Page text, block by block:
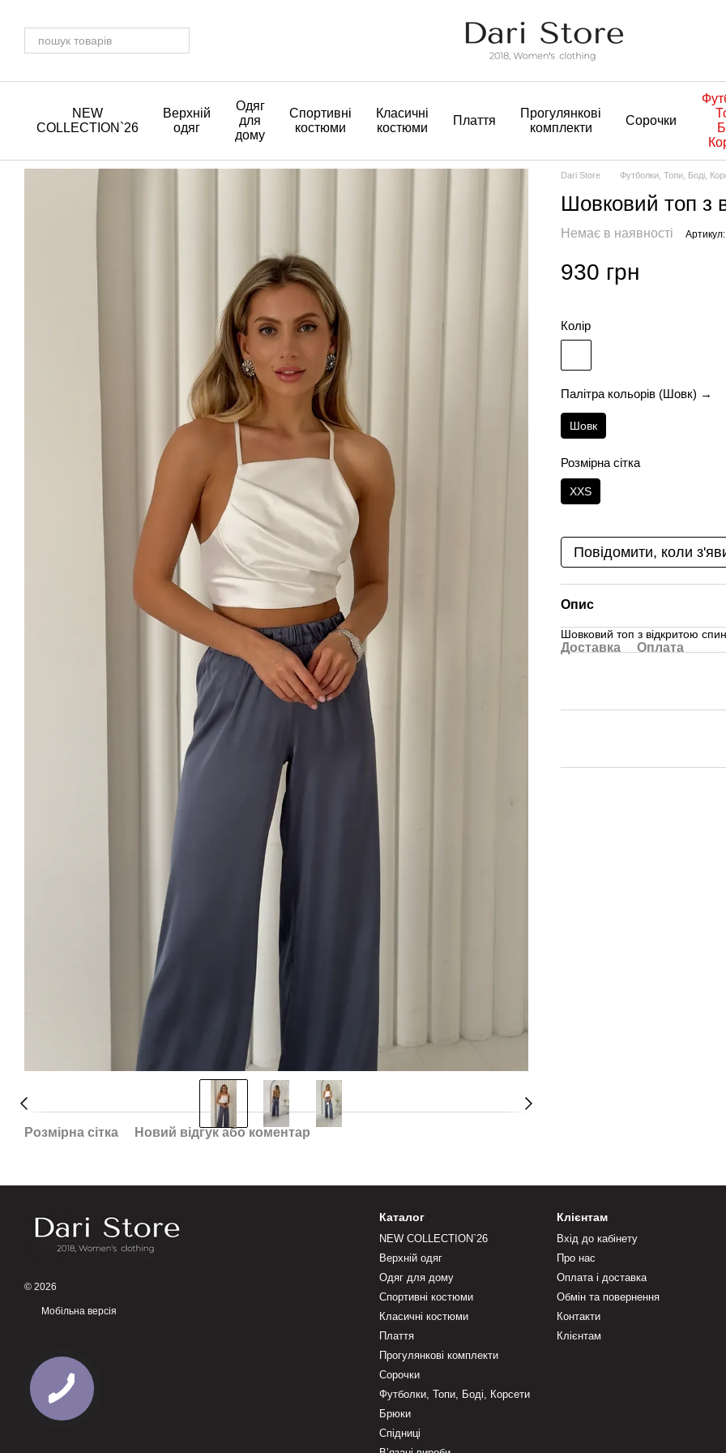
NEW
COLLECTION`26
Верхній
одяг
Одяг
для
дому
Спортивні
костюми
Класичні
костюми
Плаття
Прогулянкові
комплекти
Сорочки
Розмірна сітка Новий відгук або коментар
Dari Store Футболки, Топи, Боді,
Шовковий топ з
Немає в наявності
930 грн
Колір
Палітра кольорів (Шовк) →
Шовк
Розмірна сітка
XXS
Повідомити, коли
Опис
Шовковий топ з відкритою
Доставка Оплата
© 2026
Мобільна версія
Каталог
NEW COLLECTION`26
Верхній одяг
Одяг для дому
Спортивні костюми
Класичні костюми
Плаття
Прогулянкові комплекти
Сорочки
Футболки, Топи, Боді, Корсети
Брюки
Спідниці
Клієнтам
Вхід до кабінету
Про нас
Оплата і доставка
Обмін та повернення
Контакти
Клієнтам